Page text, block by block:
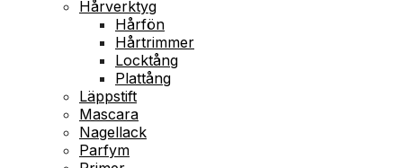
Hårverktyg
Hårfön
Hårtrimmer
Locktång
Plattång
Läppstift
Mascara
Nagellack
Parfym